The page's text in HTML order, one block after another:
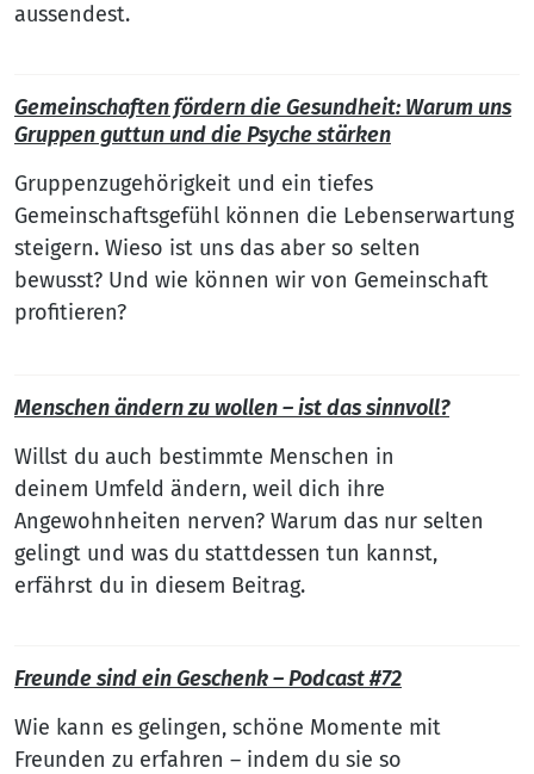
aussendest.
Gemeinschaften fördern die Gesundheit: Warum uns
Gruppen guttun und die Psyche stärken
Gruppenzugehörigkeit und ein tiefes
Gemeinschaftsgefühl können die Lebenserwartung
steigern. Wieso ist uns das aber so selten
bewusst? Und wie können wir von Gemeinschaft
profitieren?
Menschen ändern zu wollen – ist das sinnvoll?
Willst du auch bestimmte Menschen in
deinem Umfeld ändern, weil dich ihre
Angewohnheiten nerven? Warum das nur selten
gelingt und was du stattdessen tun kannst,
erfährst du in diesem Beitrag.
Freunde sind ein Geschenk – Podcast #72
Wie kann es gelingen, schöne Momente mit
Freunden zu erfahren – indem du sie so